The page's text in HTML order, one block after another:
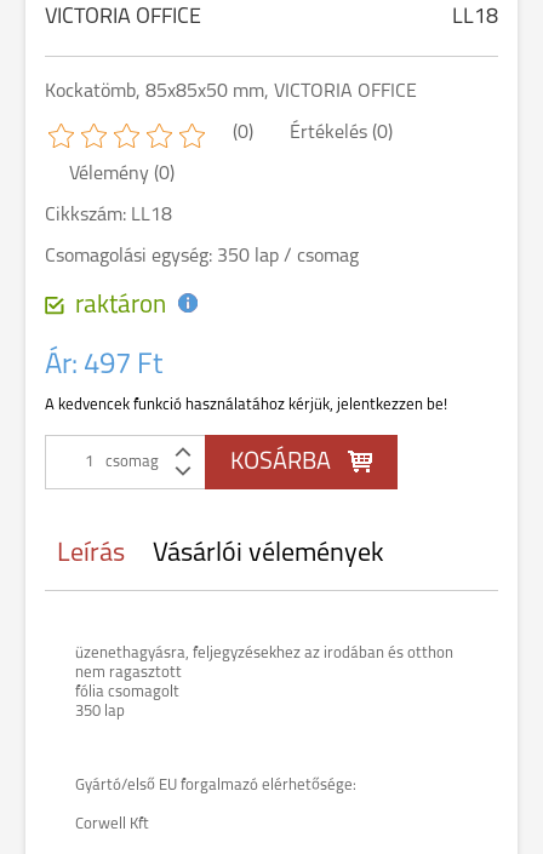
VICTORIA OFFICE LL18
Kockatömb, 85x85x50 mm, VICTORIA OFFICE
(0) Értékelés (0)
Vélemény (0)
Cikkszám: LL18
Csomagolási egység: 350 lap / csomag
raktáron
Ár: 497 Ft
A kedvencek funkció használatához kérjük, jelentkezzen be!
csomag
Leírás Vásárlói vélemények
üzenethagyásra, feljegyzésekhez az irodában és otthon
nem ragasztott
fólia csomagolt
350 lap
Gyártó/első EU forgalmazó elérhetősége:
Corwell Kft